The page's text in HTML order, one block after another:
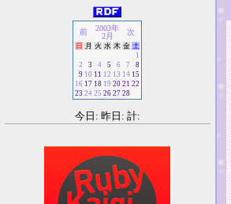
前
2003年
2月
次
日 月 火 水 木 金 土
1
2
3 4 5 6 7
8
9 10 11 12 13 14 15
16 17 18 19 20 21 22
23 24 25 26 27 28
今日: 昨日: 計: